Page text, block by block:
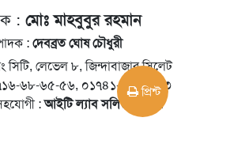
প্রিন্ট
: মোঃ মাহবুবুর রহমান
:দেবব্রত ঘোষ চৌধুরী
সিটি, লেভেল ৮, জিন্দাবাজার,সিলেট
৬৮-৬৫-৫৬, ০১৭৪১-৩৫০-৬৮৩
:আইটি ল্যাব সলিউশন্স লি.